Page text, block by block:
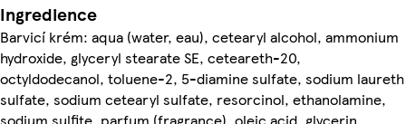
Ingredience
Barvicí krém: aqua (water, eau), cetearyl alcohol, ammonium
hydroxide, glyceryl stearate SE, ceteareth-20,
octyldodecanol, toluene-2, 5-diamine sulfate, sodium laureth
sulfate, sodium cetearyl sulfate, resorcinol, ethanolamine,
sodium sulfite, parfum (fragrance), oleic acid, glycerin,